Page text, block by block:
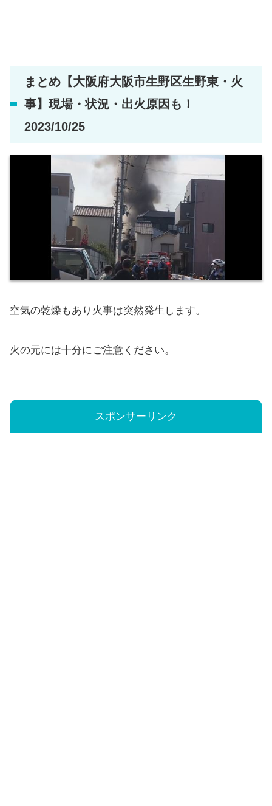
まとめ【大阪府大阪市生野区生野東・火
事】現場・状況・出火原因も！
2023/10/25
空気の乾燥もあり火事は突然発生します。
火の元には十分にご注意ください。
スポンサーリンク